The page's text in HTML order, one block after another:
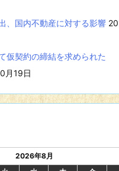
、国内不動産に対する影響
仮契約の締結を求められた
月19日
2026年8月